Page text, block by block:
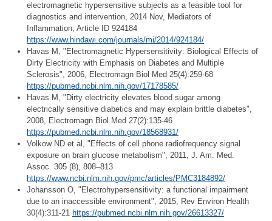
electromagnetic hypersensitive subjects as a feasible tool for
diagnostics and intervention, 2014 Nov, Mediators of
Inflammation, Article ID 924184
https://www.hindawi.com/journals/mi/2014/924184/
Havas M, "Electromagnetic Hypersensitivity: Biological Effects of
Dirty Electricity with Emphasis on Diabetes and Multiple
Sclerosis", 2006, Electromagn Biol Med 25(4):259-68
https://pubmed.ncbi.nlm.nih.gov/17178585/
Havas M, "Dirty electricity elevates blood sugar among
electrically sensitive diabetics and may explain brittle diabetes",
2008, Electromagn Biol Med 27(2):135-46
https://pubmed.ncbi.nlm.nih.gov/18568931/
Volkow ND et al, "Effects of cell phone radiofrequency signal
exposure on brain glucose metabolism", 2011, J. Am. Med.
Assoc. 305 (8), 808–813
https://www.ncbi.nlm.nih.gov/pmc/articles/PMC3184892/
Johansson O, "Electrohypersensitivity: a functional impairment
due to an inaccessible environment", 2015, Rev Environ Health
30(4):311-21 https://pubmed.ncbi.nlm.nih.gov/26613327/